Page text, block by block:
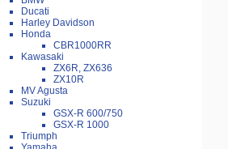
Ducati
Harley Davidson
Honda
CBR1000RR
Kawasaki
ZX6R, ZX636
ZX10R
MV Agusta
Suzuki
GSX-R 600/750
GSX-R 1000
Triumph